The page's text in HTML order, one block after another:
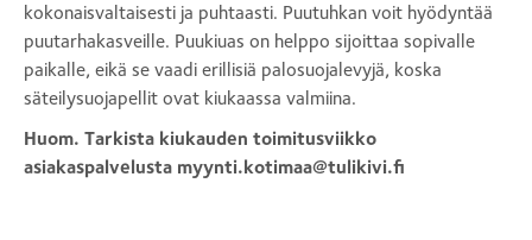
kokonaisvaltaisesti ja puhtaasti. Puutuhkan voit hyödyntää
puutarhakasveille. Puukiuas on helppo sijoittaa sopivalle
paikalle, eikä se vaadi erillisiä palosuojalevyjä, koska
säteilysuojapellit ovat kiukaassa valmiina.
Huom. Tarkista kiukauden toimitusviikko
asiakaspalvelusta myynti.kotimaa@tulikivi.fi